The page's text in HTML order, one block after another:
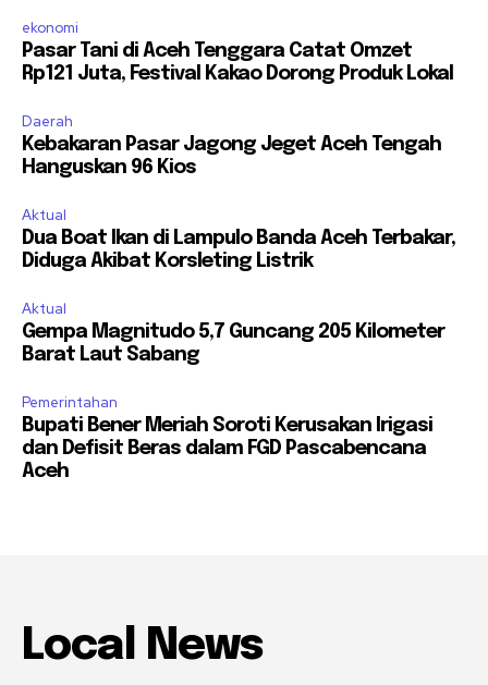
ekonomi
Pasar Tani di Aceh Tenggara Catat Omzet
Rp121 Juta, Festival Kakao Dorong Produk Lokal
Daerah
Kebakaran Pasar Jagong Jeget Aceh Tengah
Hanguskan 96 Kios
Aktual
Dua Boat Ikan di Lampulo Banda Aceh Terbakar,
Diduga Akibat Korsleting Listrik
Aktual
Gempa Magnitudo 5,7 Guncang 205 Kilometer
Barat Laut Sabang
Pemerintahan
Bupati Bener Meriah Soroti Kerusakan Irigasi
dan Defisit Beras dalam FGD Pascabencana
Aceh
Local News